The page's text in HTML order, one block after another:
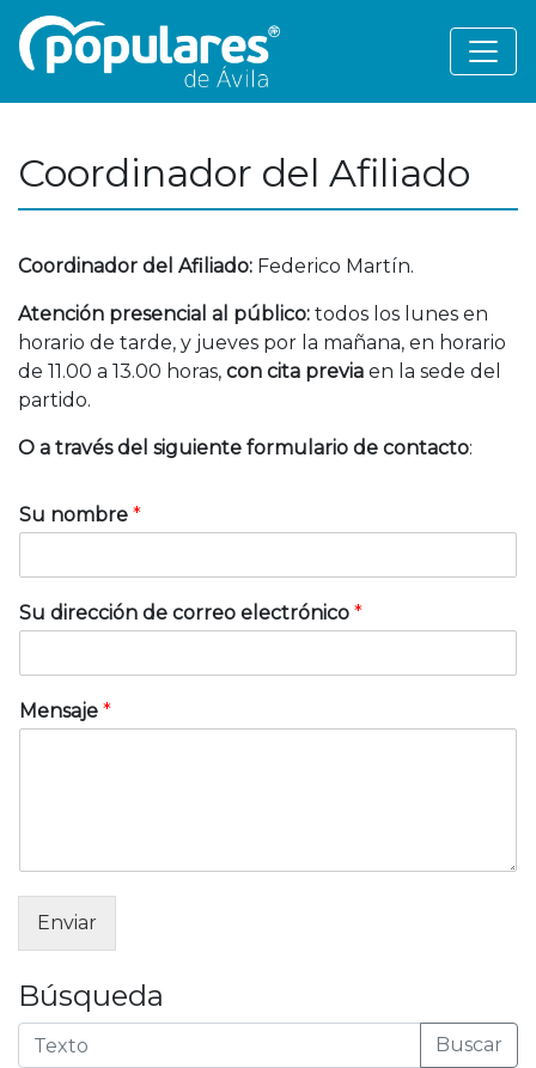
Coordinador del Afiliado
Coordinador del Afiliado: Federico Martín.
Atención presencial al público: todos los lunes en
horario de tarde, y jueves por la mañana, en horario
de 11.00 a 13.00 horas, con cita previa en la sede del
partido.
O a través del siguiente formulario de contacto:
Su nombre *
Su dirección de correo electrónico *
Mensaje *
Enviar
Búsqueda
Buscar